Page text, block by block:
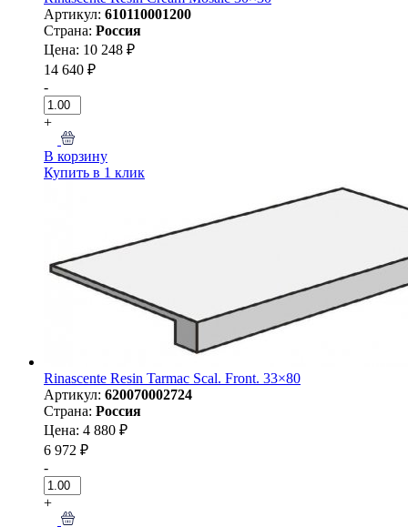
Артикул: 610110001200
Страна: Россия
Цена: 10 248 ₽
14 640 ₽
-
+
В корзину
Купить в 1 клик
Rinascente Resin Tarmac Scal. Front. 33×80
Артикул: 620070002724
Страна: Россия
Цена: 4 880 ₽
6 972 ₽
-
+